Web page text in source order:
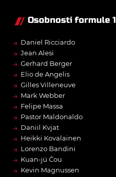
Osobnosti formule 1
→ Daniel Ricciardo
→ Jean Alesi
→ Gerhard Berger
→ Elio de Angelis
→ Gilles Villeneuve
→ Mark Webber
→ Felipe Massa
→ Pastor Maldonaldo
→ Daniil Kvjat
→ Heikki Kovalainen
→ Lorenzo Bandini
→ Kuan-jü Čou
→ Kevin Magnussen